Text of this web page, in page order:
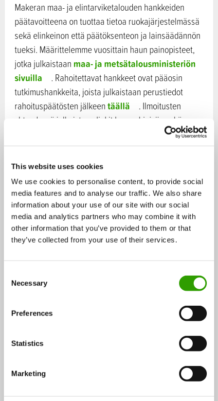
This website uses cookies
We use cookies to personalise content, to provide social
media features and to analyse our traffic. We also share
information about your use of our site with our social
media and analytics partners who may combine it with
other information that you’ve provided to them or that
they’ve collected from your use of their services.
Necessary
Preferences
Statistics
Marketing
Makeran maa- ja elintarviketalouden hankkeiden
päätavoitteena on tuottaa tietoa ruokajärjestelmässä
sekä elinkeinon että päätöksenteon ja lainsäädännön
tueksi. Määrittelemme vuosittain haun painopisteet,
jotka julkaistaan maa- ja metsätalousministeriön
sivuilla
. Rahoitettavat hankkeet ovat pääosin
tutkimushankkeita, joista julkaistaan perustiedot
rahoituspäätösten jälkeentäällä
. Ilmoitusten
yhteydessä julkaistaan linkit haun ohjeisiin sekä
painopisteisiin, jossa kerrotaan myös, kuka antaa
yleistä tietoa hausta tai painopisteisiin liittyviä
lisätietoja. Hankkeiden tulokset ovat kaikille avoimia.
Biotalousteemat
Rahoitettavat tutkimushankkeet liittyvät pääasiassa
ruokaan ja ravinteisiin. Rakentamiseen liittyen
maatalousrakentamisen tutkimus lukeutuu mukaan.
Energia-alalta haettavaksi sopii maatalouden
palvelut -teemasta voi esittää tutkimusta, joka liittyy
ovat maa- ja elintarviketalouteen kytköksissä olevat
teknologiatutkimushankkeet.
MMM:n tutkimus- ja
kehittämistoiminta